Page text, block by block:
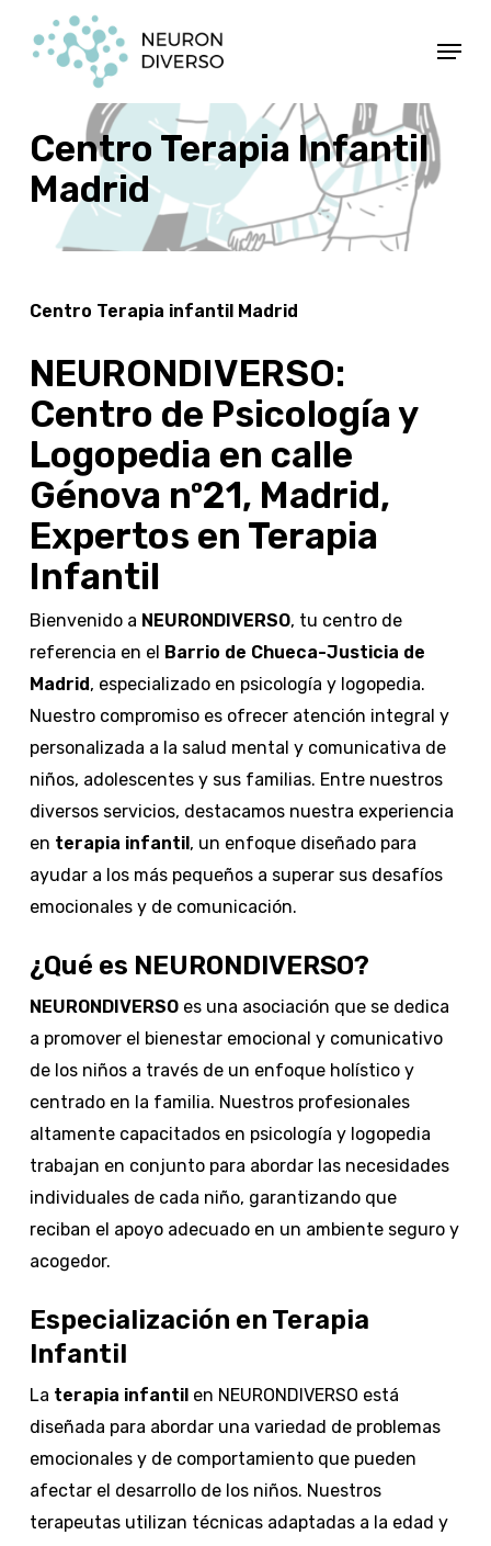
Menú
Centro Terapia Infantil
Madrid
Centro Terapia infantil Madrid
NEURONDIVERSO:
Centro de Psicología y
Logopedia en calle
Génova nº21, Madrid,
Expertos en Terapia
Infantil
Bienvenido a NEURONDIVERSO, tu centro de
referencia en el Barrio de Chueca-Justicia de
Madrid, especializado en psicología y logopedia.
Nuestro compromiso es ofrecer atención integral y
personalizada a la salud mental y comunicativa de
niños, adolescentes y sus familias. Entre nuestros
diversos servicios, destacamos nuestra experiencia
en terapia infantil, un enfoque diseñado para
ayudar a los más pequeños a superar sus desafíos
emocionales y de comunicación.
¿Qué es NEURONDIVERSO?
NEURONDIVERSOes una asociación que se dedica
a promover el bienestar emocional y comunicativo
de los niños a través de un enfoque holístico y
centrado en la familia. Nuestros profesionales
altamente capacitados en psicología y logopedia
trabajan en conjunto para abordar las necesidades
individuales de cada niño, garantizando que
reciban el apoyo adecuado en un ambiente seguro y
acogedor.
Especialización en Terapia
Infantil
La terapia infantilen NEURONDIVERSO está
diseñada para abordar una variedad de problemas
emocionales y de comportamiento que pueden
afectar el desarrollo de los niños. Nuestros
terapeutas utilizan técnicas adaptadas a la edad y